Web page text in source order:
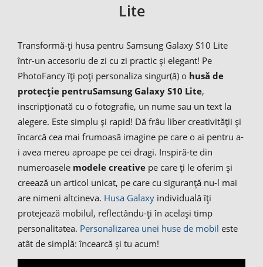
Lite
Transformă-ți husa pentru Samsung Galaxy S10 Lite
într-un accesoriu de zi cu zi practic și elegant! Pe
PhotoFancy îți poți personaliza singur(ă) o husă de
protecție pentruSamsung Galaxy S10 Lite,
inscripționată cu o fotografie, un nume sau un text la
alegere. Este simplu și rapid! Dă frâu liber creativității și
încarcă cea mai frumoasă imagine pe care o ai pentru a-
i avea mereu aproape pe cei dragi. Inspiră-te din
numeroasele modele creative pe care ți le oferim și
creează un articol unicat, pe care cu siguranță nu-l mai
are nimeni altcineva. Husa Galaxy individuală îți
protejează mobilul, reflectându-ți în același timp
personalitatea. Personalizarea unei huse de mobil este
atât de simplă: încearcă și tu acum!